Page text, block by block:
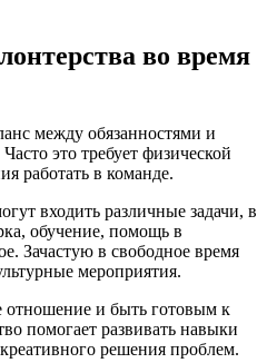
во время
между обязанностями и
это требует физической
работать в команде.
входить различные задачи, в
обучение, помощь в
Зачастую в свободное время
мероприятия.
отношение и быть готовым к
помогает развивать навыки
решения проблем.